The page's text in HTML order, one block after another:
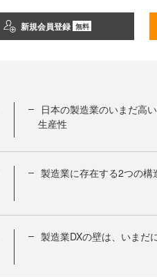
新規会員登録 無料
日本の製造業のいまだ高
生産性
製造業に存在する2つの構
製造業DXの壁は、いまだ